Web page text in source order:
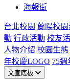
海報街
台北校園 蘭陽校
動 行政活動 校友
人物介紹 校園生態
年校慶LOGO 75週
文宣底板